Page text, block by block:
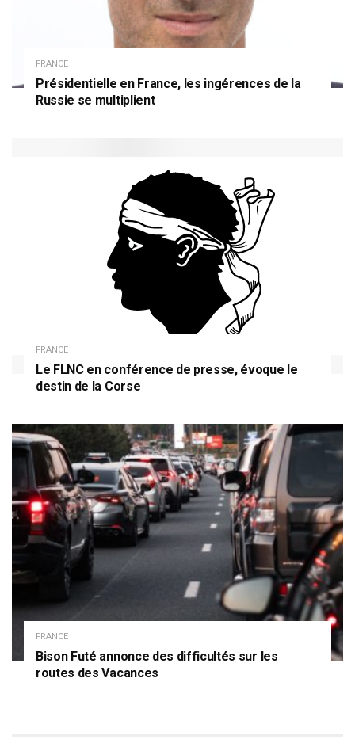
FRANCE
Présidentielle en France, les ingérences de la
Russie se multiplient
FRANCE
Le FLNC en conférence de presse, évoque le
destin de la Corse
FRANCE
Bison Futé annonce des difficultés sur les
routes des Vacances